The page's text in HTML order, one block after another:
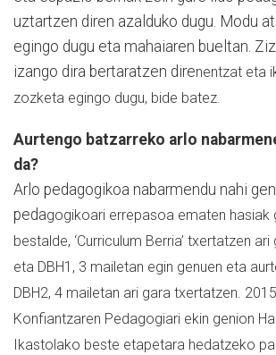
uztartzen diren azalduko dugu. Modu
egingo dugu eta mahaiaren bueltan.
izango dira bertaratzen direnentzat eta
zozketa egingo dugu, bide batez.
Aurtengo batzarreko arlo
da?
Arlo pedagogikoa nabarmendu nahi
pedagogikoari errepasoa ematen hasiak
bestalde, ‘Curriculum Berria’ txertatzen ari
eta DBH1, 3 mailetan egin genuen eta
DBH2, 4 mailetan ari gara txertatzen.
Konfiantzaren Pedagogiari ekin genion
Ikastolako beste etapetara hedatzeko